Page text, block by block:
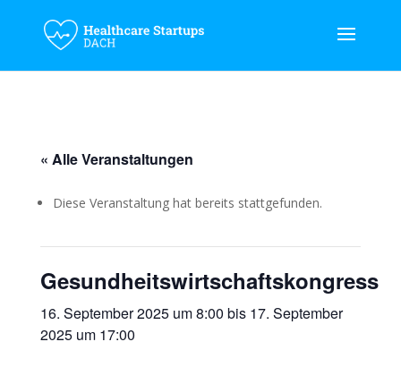
« Alle Veranstaltungen
Diese Veranstaltung hat bereits stattgefunden.
Gesundheitswirtschaftskongress
16. September 2025 um 8:00 bis 17. September
2025 um 17:00